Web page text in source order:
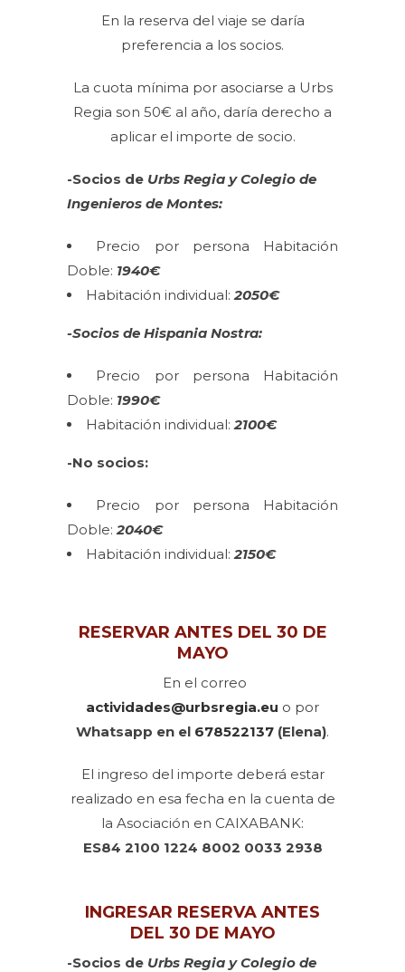
En la reserva del viaje se daría
preferencia a los socios.
La cuota mínima por asociarse a Urbs
Regia son 50€ al año, daría derecho a
aplicar el importe de socio.
-Socios de Urbs Regia y Colegio de
Ingenieros de Montes:
Precio por persona Habitación
Doble: 1940€
Habitación individual: 2050€
-Socios de Hispania Nostra:
Precio por persona Habitación
Doble: 1990€
Habitación individual: 2100€
-No socios:
Precio por persona Habitación
Doble: 2040€
Habitación individual: 2150€
RESERVAR ANTES DEL 30 DE
MAYO
En el correo
actividades@urbsregia.eu o por
Whatsapp en el 678522137 (Elena).
El ingreso del importe deberá estar
realizado en esa fecha en la cuenta de
la Asociación en CAIXABANK:
ES84 2100 1224 8002 0033 2938
INGRESAR RESERVA ANTES
DEL 30 DE MAYO
-Socios de Urbs Regia y Colegio de